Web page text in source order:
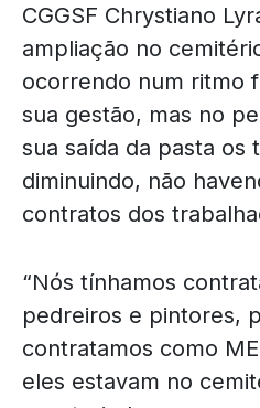
CGGSF Chrystiano
ampliação no
ocorrendo num ritmo
sua gestão, mas no
sua saída da pasta os
diminuindo, não
contratos dos
“Nós tínhamos
pedreiros e pintores,
contratamos como
eles estavam no